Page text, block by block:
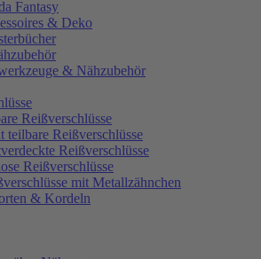
Fantasy
& Deko
& Nähzubehör
Reißverschlüsse
teilbare Reißverschlüsse
Reißverschlüsse
Reißverschlüsse
mit Metallzähnchen
& Kordeln